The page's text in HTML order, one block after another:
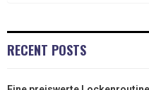
RECENT POSTS